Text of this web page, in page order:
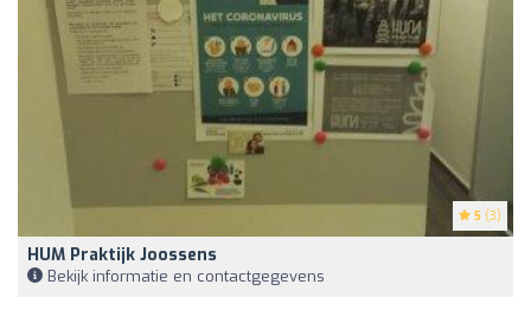
5 (3)
HUM Praktijk Joossens
Bekijk informatie en contactgegevens